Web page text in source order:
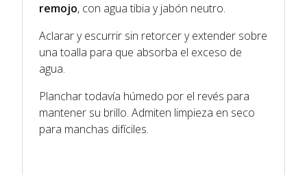
remojo, con agua tibia y jabón neutro.
Aclarar y escurrir sin retorcer y extender sobre
una toalla para que absorba el exceso de
agua.
Planchar todavía húmedo por el revés para
mantener su brillo. Admiten limpieza en seco
para manchas difíciles.